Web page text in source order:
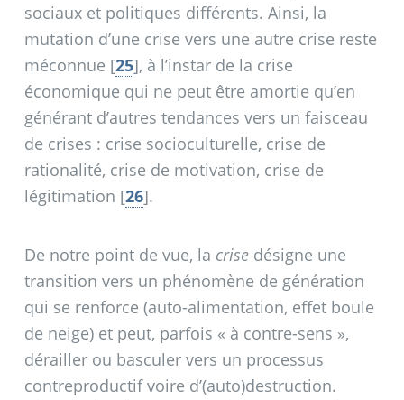
sociaux et politiques différents. Ainsi, la
mutation d’une crise vers une autre crise reste
méconnue [25], à l’instar de la crise
économique qui ne peut être amortie qu’en
générant d’autres tendances vers un faisceau
de crises : crise socioculturelle, crise de
rationalité, crise de motivation, crise de
légitimation [26].
De notre point de vue, la crise désigne une
transition vers un phénomène de génération
qui se renforce (auto-alimentation, effet boule
de neige) et peut, parfois « à contre-sens »,
dérailler ou basculer vers un processus
contreproductif voire d’(auto)destruction.